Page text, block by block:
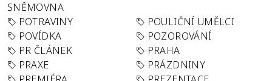
SNĚMOVNA
POTRAVINY
POULIČNÍ UMĚLCI
POVÍDKA
POZOROVÁNÍ
PR ČLÁNEK
PRAHA
PRAXE
PRÁZDNINY